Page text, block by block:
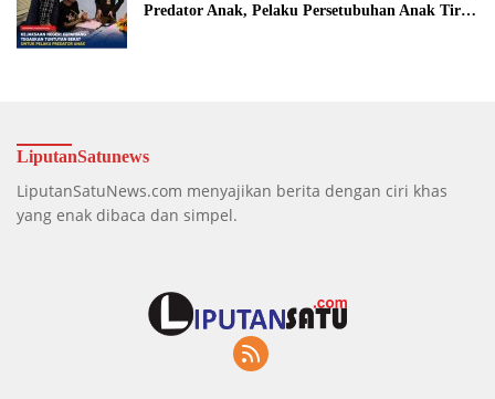
Predator Anak, Pelaku Persetubuhan Anak Tiri
LiputanSatunews
LiputanSatuNews.com menyajikan berita dengan ciri khas
yang enak dibaca dan simpel.